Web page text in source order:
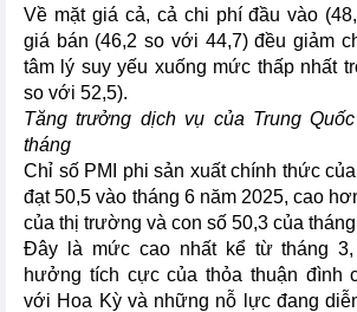
Về mặt giá cả, cả chi phí đầu vào
giá bán (46,2 so với 44,7) đều giảm
tâm lý suy yếu xuống mức thấp nhất
so với 52,5).
Tăng trưởng dịch vụ của Trung
tháng
Chỉ số PMI phi sản xuất chính thức
đạt 50,5 vào tháng 6 năm 2025, cao
của thị trường và con số 50,3 của
Đây là mức cao nhất kể từ tháng
hưởng tích cực của thỏa thuận đình
với Hoa Kỳ và những nỗ lực đang